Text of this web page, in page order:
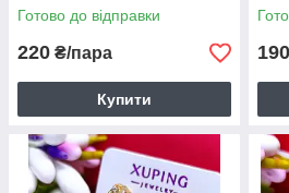
Готово до відправки
220 ₴/пара
Купити
190